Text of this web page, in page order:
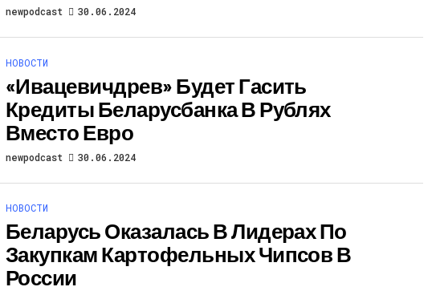
newpodcast 30.06.2024
НОВОСТИ
«Ивацевичдрев» Будет Гасить
Кредиты Беларусбанка В Рублях
Вместо Евро
newpodcast 30.06.2024
НОВОСТИ
Беларусь Оказалась В Лидерах По
Закупкам Картофельных Чипсов В
России